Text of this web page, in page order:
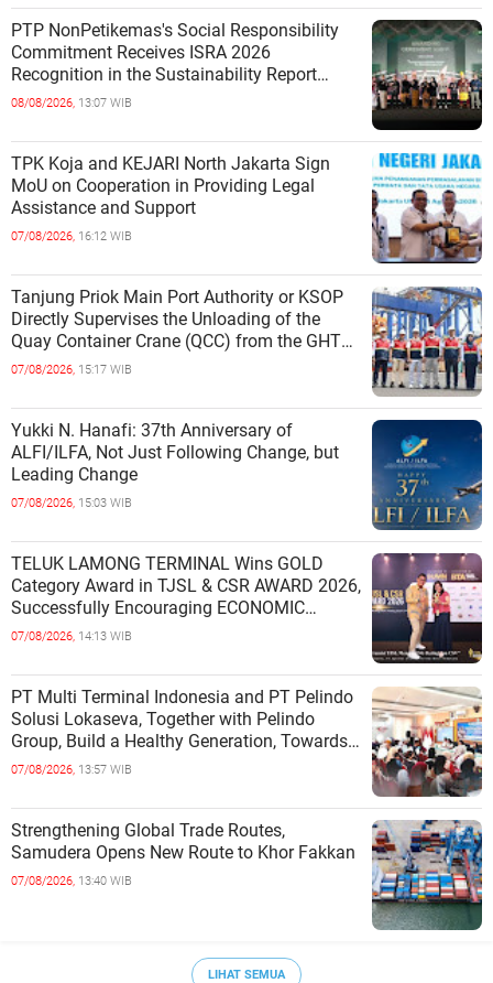
PTP NonPetikemas's Social Responsibility
Commitment Receives ISRA 2026
Recognition in the Sustainability Report
Category
08/08/2026, 13:07 WIB
TPK Koja and KEJARI North Jakarta Sign
MoU on Cooperation in Providing Legal
Assistance and Support
07/08/2026, 16:12 WIB
Tanjung Priok Main Port Authority or KSOP
Directly Supervises the Unloading of the
Quay Container Crane (QCC) from the GHT
Marimas Ship at the North J
07/08/2026, 15:17 WIB
Yukki N. Hanafi: 37th Anniversary of
ALFI/ILFA, Not Just Following Change, but
Leading Change
07/08/2026, 15:03 WIB
TELUK LAMONG TERMINAL Wins GOLD
Category Award in TJSL & CSR AWARD 2026,
Successfully Encouraging ECONOMIC
INDEPENDENCE OF COASTAL
07/08/2026, 14:13 WIB
PT Multi Terminal Indonesia and PT Pelindo
Solusi Lokaseva, Together with Pelindo
Group, Build a Healthy Generation, Towards
a Golden Indonesia
07/08/2026, 13:57 WIB
Strengthening Global Trade Routes,
Samudera Opens New Route to Khor Fakkan
07/08/2026, 13:40 WIB
LIHAT SEMUA